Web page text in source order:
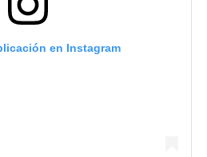
en Instagram